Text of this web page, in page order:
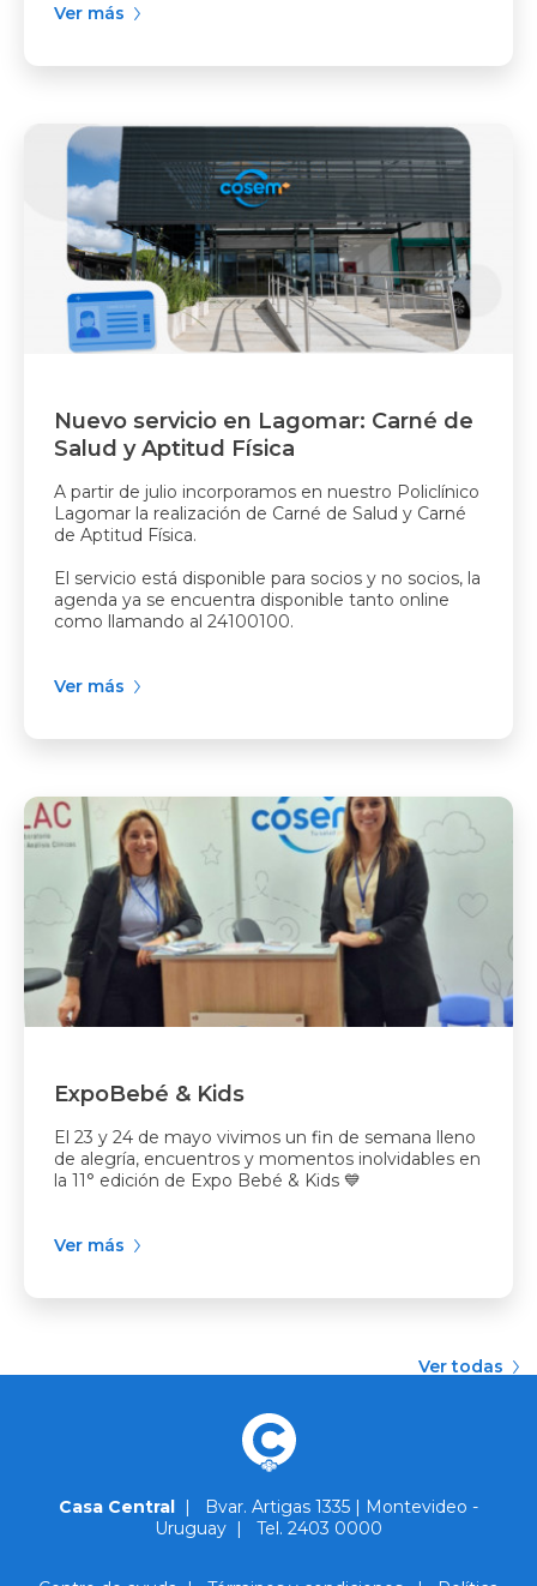
Ver más
Nuevo servicio en Lagomar: Carné de
Salud y Aptitud Física
A partir de julio incorporamos en nuestro Policlínico
Lagomar la realización de Carné de Salud y Carné
de Aptitud Física.
El servicio está disponible para socios y no socios, la
agenda ya se encuentra disponible tanto online
como llamando al 24100100.
Ver más
ExpoBebé & Kids
El 23 y 24 de mayo vivimos un fin de semana lleno
de alegría, encuentros y momentos inolvidables en
la 11° edición de Expo Bebé & Kids 💙
Ver más
Ver todas
Casa Central
Bvar. Artigas 1335 | Montevideo -
Uruguay
Tel. 2403 0000